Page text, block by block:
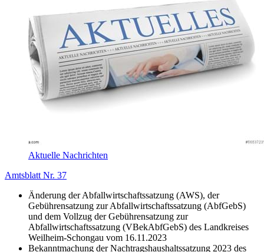
Aktuelle Nachrichten
Amtsblatt Nr. 37
Änderung der Abfallwirtschaftssatzung (AWS), der
Gebührensatzung zur Abfallwirtschaftssatzung (AbfGebS)
und dem Vollzug der Gebührensatzung zur
Abfallwirtschaftssatzung (VBekAbfGebS) des Landkreises
Weilheim-Schongau vom 16.11.2023
Bekanntmachung der Nachtragshaushaltssatzung 2023 des